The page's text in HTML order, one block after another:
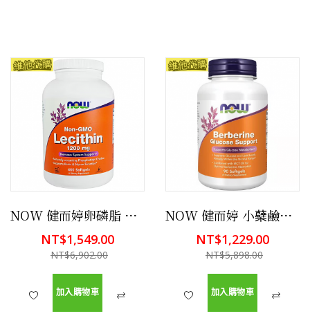
NOW 健而婷卵磷脂 素食400顆 幫助學習及記憶
NT$1,549.00
NT$6,902.00
加入購物車
NOW 健而婷 小蘗鹼葡萄糖 60粒軟膠囊 含中鏈三酸甘油酯油,支持葡萄糖代謝,MCT油
NT$1,229.00
NT$5,898.00
加入購物車